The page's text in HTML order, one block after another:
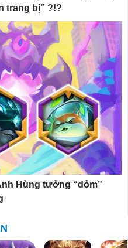
trang bị” ?!?
Hùng tưởng “dỏm”